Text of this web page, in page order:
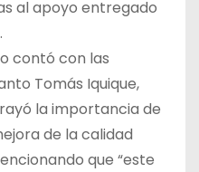
al apoyo entregado
contó con las
Tomás Iquique,
la importancia de
de la calidad
que “este